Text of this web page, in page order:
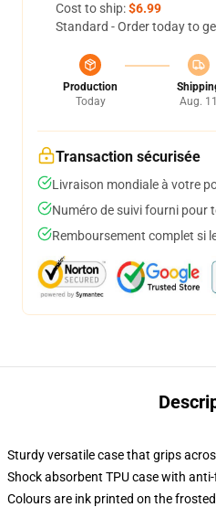
Cost to ship:$6.99
Standard - Order today to
Production
Today
Aug. 11
Transaction sécurisée
Livraison mondiale à votre
Numéro de suivi fourni pour
Remboursement complet si
Sturdy versatile case that grips
Shock absorbent TPU case with
Colours are ink printed on the